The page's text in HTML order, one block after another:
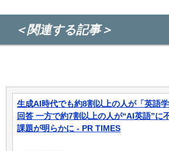
＜関連する記事＞
生成AI時代でも約8割以上の人が「英語
回答 一方で約7割以上の人が“AI英語”に
課題が明らかに - PR TIMES